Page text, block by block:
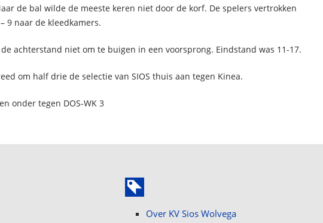
de bal wilde de meeste keren niet door de korf. De spelers vertrokken
9 naar de kleedkamers.
achterstand niet om te buigen in een voorsprong. Eindstand was 11-17.
om half drie de selectie van SIOS thuis aan tegen Kinea.
onder tegen DOS-WK 3
Over KV Sios Wolvega